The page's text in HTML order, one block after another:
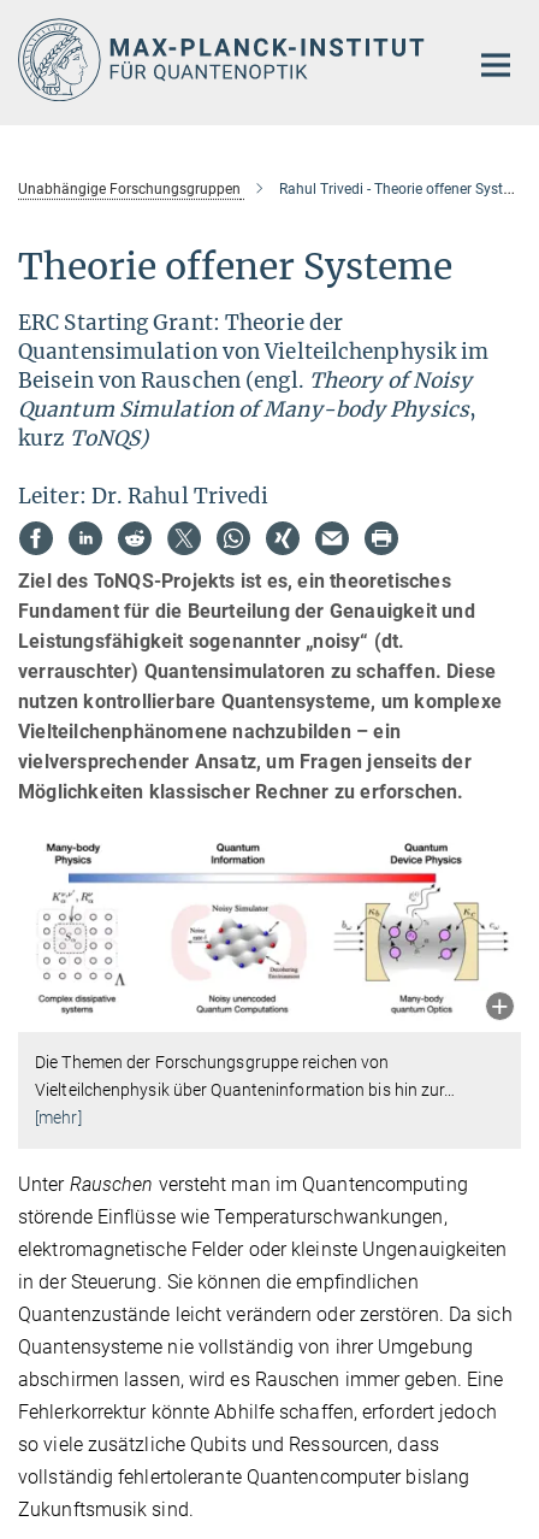
Hauptinhalt
Unabhängige Forschungsgruppen Rahul Trivedi - Theorie offener Systeme
Theorie offener Systeme
ERC Starting Grant: Theorie der
Quantensimulation von Vielteilchenphysik im
Beisein von Rauschen (engl. Theory of Noisy
Quantum Simulation of Many-body Physics,
kurz ToNQS)
Leiter: Dr. Rahul Trivedi
Ziel des ToNQS-Projekts ist es, ein theoretisches
Fundament für die Beurteilung der Genauigkeit und
Leistungsfähigkeit sogenannter „noisy“ (dt.
verrauschter) Quantensimulatoren zu schaffen. Diese
nutzen kontrollierbare Quantensysteme, um komplexe
Vielteilchenphänomene nachzubilden – ein
vielversprechender Ansatz, um Fragen jenseits der
Möglichkeiten klassischer Rechner zu erforschen.
Die Themen der Forschungsgruppe reichen von
Vielteilchenphysik über Quanteninformation bis hin zur…
[mehr]
Unter Rauschen versteht man im Quantencomputing
störende Einflüsse wie Temperaturschwankungen,
elektromagnetische Felder oder kleinste Ungenauigkeiten
in der Steuerung. Sie können die empfindlichen
Quantenzustände leicht verändern oder zerstören. Da sich
Quantensysteme nie vollständig von ihrer Umgebung
abschirmen lassen, wird es Rauschen immer geben. Eine
Fehlerkorrektur könnte Abhilfe schaffen, erfordert jedoch
so viele zusätzliche Qubits und Ressourcen, dass
vollständig fehlertolerante Quantencomputer bislang
Zukunftsmusik sind.